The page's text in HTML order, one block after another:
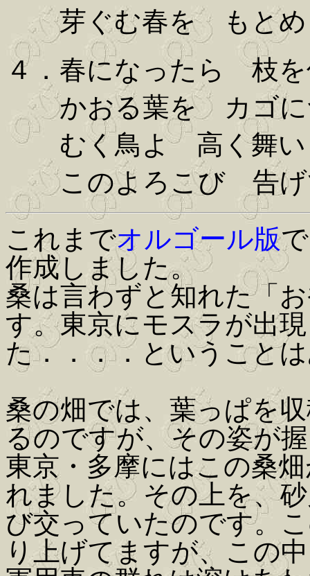
芽ぐむ春を もとめ
４．春になったら 枝
かおる葉を カゴに
むく鳥よ 高く舞い
このよろこび 告げ
これまでオルゴール版
作成しました。
桑は言わずと知れた「
す。東京にモスラが出
た．．．．ということ
桑の畑では、葉っぱを
るのですが、その姿が
東京・多摩にはこの桑
れました。その上を、
び交っていたのです。
り上げてますが、この